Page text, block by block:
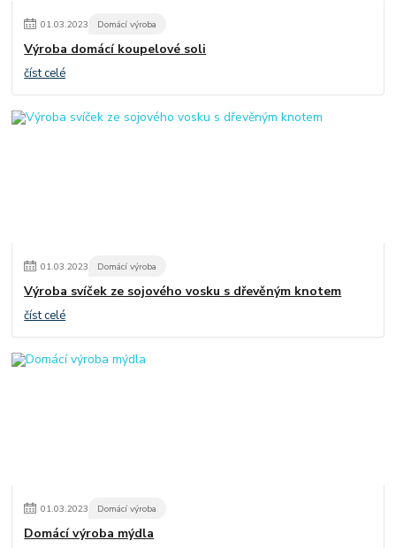
01.03.2023 Domácí výroba
Výroba domácí koupelové soli
číst celé
01.03.2023 Domácí výroba
Výroba svíček ze sojového vosku s dřevěným knotem
číst celé
01.03.2023 Domácí výroba
Domácí výroba mýdla